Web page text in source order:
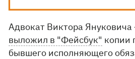
Адвокат Виктора
выложил в "Фейсбук" копии
бывшего исполняющего